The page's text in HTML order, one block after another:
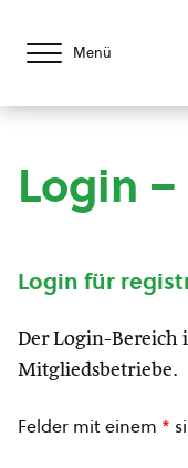
Menü
Login
Login für
Der Login-Bereich
Mitgliedsbetriebe.
Felder mit einem *